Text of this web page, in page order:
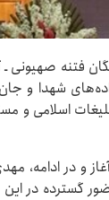
شهدا و
اسلامی و
و در ادامه،
گسترده در